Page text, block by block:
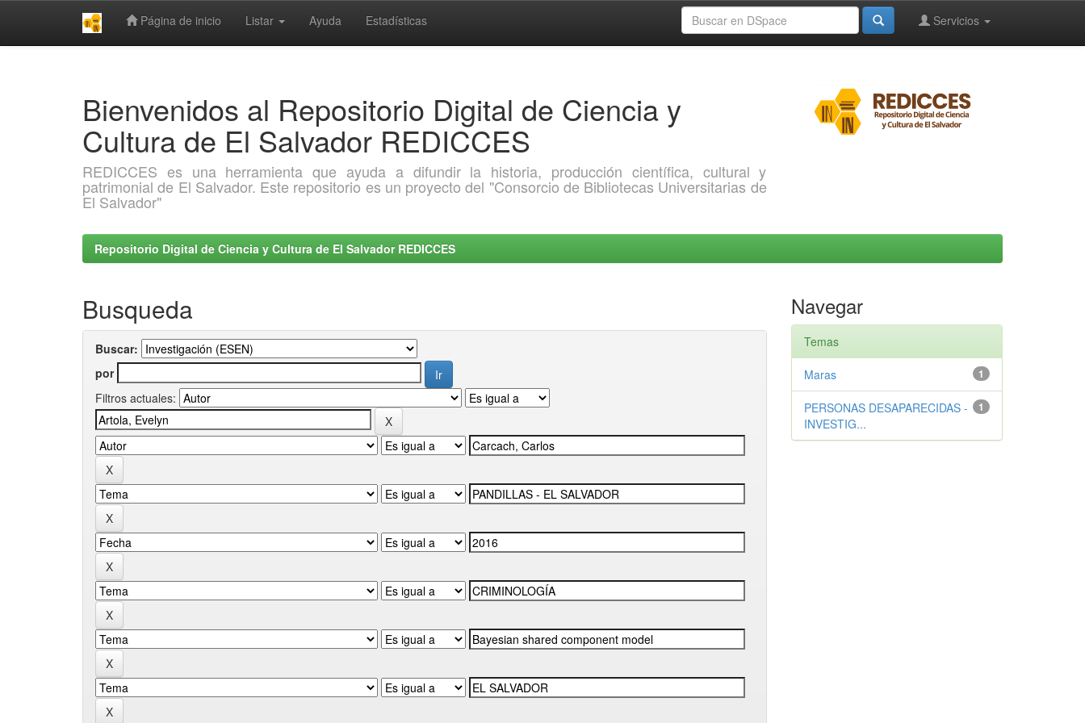
Página de inicio Listar Ayuda Estadísticas Servicios
Bienvenidos al Repositorio Digital de Ciencia y
Cultura de El Salvador REDICCES
REDICCES es una herramienta que ayuda a difundir la historia, producción científica, cultural y
patrimonial de El Salvador. Este repositorio es un proyecto del "Consorcio de Bibliotecas Universitarias de
El Salvador"
Repositorio Digital de Ciencia y Cultura de El Salvador REDICCES
Busqueda
Buscar:
por
Filtros actuales:
Navegar
Temas
1
Maras
1
PERSONAS DESAPARECIDAS -
INVESTIG...